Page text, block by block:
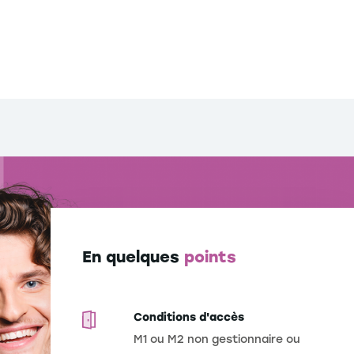
En quelques points
Conditions d'accès
M1 ou M2 non gestionnaire ou